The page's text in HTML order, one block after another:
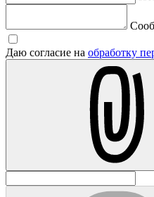
Даю согласие на обработку